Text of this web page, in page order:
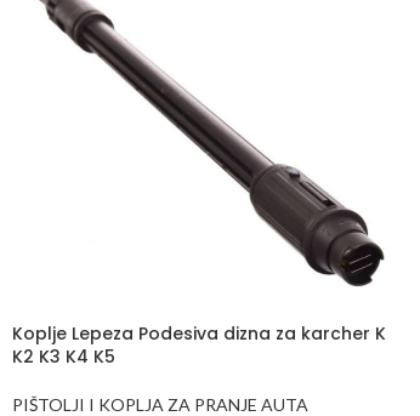
Koplje Lepeza Podesiva dizna za karcher K
K2 K3 K4 K5
PIŠTOLJI I KOPLJA ZA PRANJE AUTA